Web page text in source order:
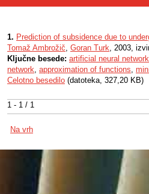
1 - 1 / 1
1. Prediction of subsidence due to
Tomaž Ambrožič, Goran Turk, 2003,
Ključne besede: artificial neural network
network, approximation of functions,
Celotno besedilo (datoteka, 327,20 KB)
Na vrh